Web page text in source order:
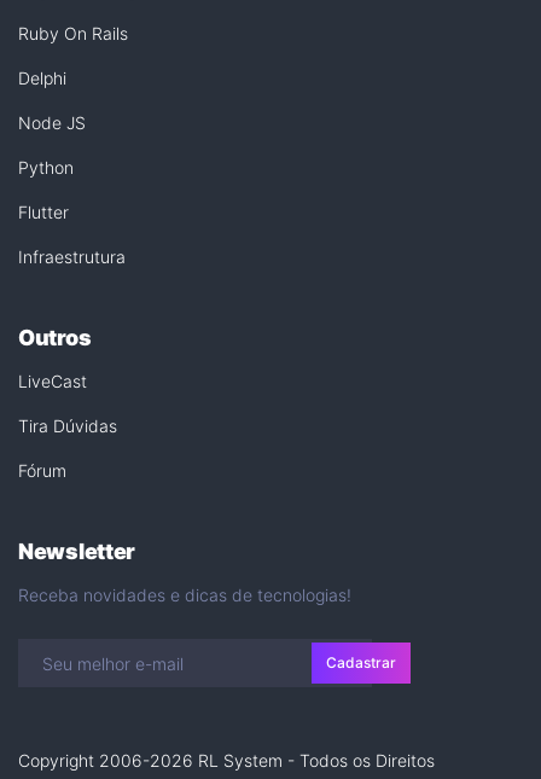
Ruby On Rails
Delphi
Node JS
Python
Flutter
Infraestrutura
Outros
LiveCast
Tira Dúvidas
Fórum
Newsletter
Receba novidades e dicas de tecnologias!
Cadastrar
Copyright 2006-2026 RL System - Todos os Direitos